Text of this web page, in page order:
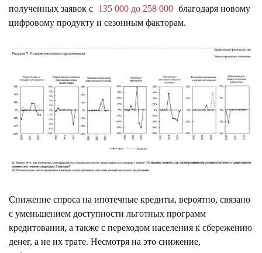
полученных заявок с 135 000 до 258 000 благодаря новому
цифровому продукту и сезонным факторам.
Снижение спроса на ипотечные кредиты, вероятно, связано
с уменьшением доступности льготных программ
кредитования, а также с переходом населения к сбережению
денег, а не их трате. Несмотря на это снижение,